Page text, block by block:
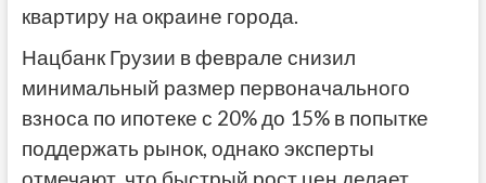
квартиру на окраине города.
Нацбанк Грузии в феврале снизил
минимальный размер первоначального
взноса по ипотеке с 20% до 15% в попытке
поддержать рынок, однако эксперты